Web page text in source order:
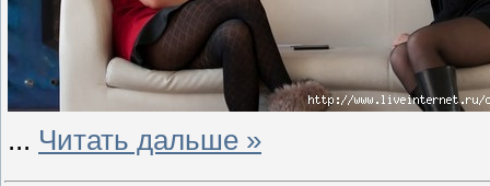
... Читать дальше »